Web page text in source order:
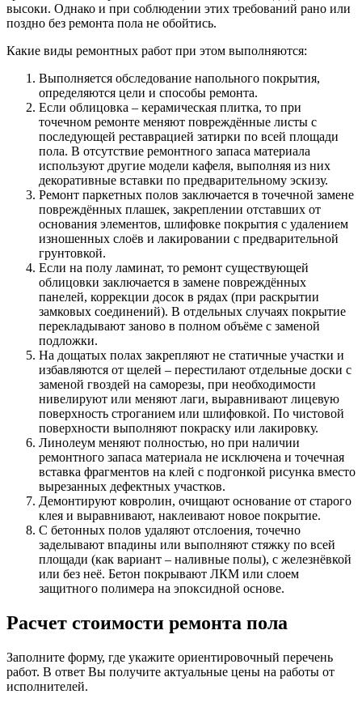
высоки. Однако и при соблюдении этих требований рано или
поздно без ремонта пола не обойтись.
Какие виды ремонтных работ при этом выполняются:
Выполняется обследование напольного покрытия,
определяются цели и способы ремонта.
Если облицовка – керамическая плитка, то при
точечном ремонте меняют повреждённые листы с
последующей реставрацией затирки по всей площади
пола. В отсутствие ремонтного запаса материала
используют другие модели кафеля, выполняя из них
декоративные вставки по предварительному эскизу.
Ремонт паркетных полов заключается в точечной замене
повреждённых плашек, закреплении отставших от
основания элементов, шлифовке покрытия с удалением
изношенных слоёв и лакировании с предварительной
грунтовкой.
Если на полу ламинат, то ремонт существующей
облицовки заключается в замене повреждённых
панелей, коррекции досок в рядах (при раскрытии
замковых соединений). В отдельных случаях покрытие
перекладывают заново в полном объёме с заменой
подложки.
На дощатых полах закрепляют не статичные участки и
избавляются от щелей – перестилают отдельные доски с
заменой гвоздей на саморезы, при необходимости
нивелируют или меняют лаги, выравнивают лицевую
поверхность строганием или шлифовкой. По чистовой
поверхности выполняют покраску или лакировку.
Линолеум меняют полностью, но при наличии
ремонтного запаса материала не исключена и точечная
вставка фрагментов на клей с подгонкой рисунка вместо
вырезанных дефектных участков.
Демонтируют ковролин, очищают основание от старого
клея и выравнивают, наклеивают новое покрытие.
С бетонных полов удаляют отслоения, точечно
заделывают впадины или выполняют стяжку по всей
площади (как вариант – наливные полы), с железнёвкой
или без неё. Бетон покрывают ЛКМ или слоем
защитного полимера на эпоксидной основе.
Расчет стоимости ремонта пола
Заполните форму, где укажите ориентировочный перечень
работ. В ответ Вы получите актуальные цены на работы от
исполнителей.